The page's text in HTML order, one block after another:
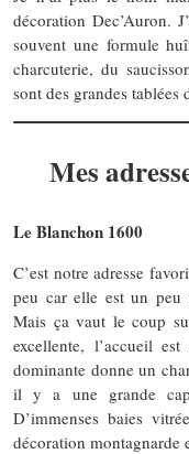
décoration Dec’Auron.
souvent une formule
charcuterie, du
sont des grandes tablées
Mes
Le Blanchon 1600
C’est notre adresse
peu car elle est un peu
Mais ça vaut le coup
excellente, l’accueil
dominante donne un
il y a une grande
D’immenses baies
décoration montagnarde